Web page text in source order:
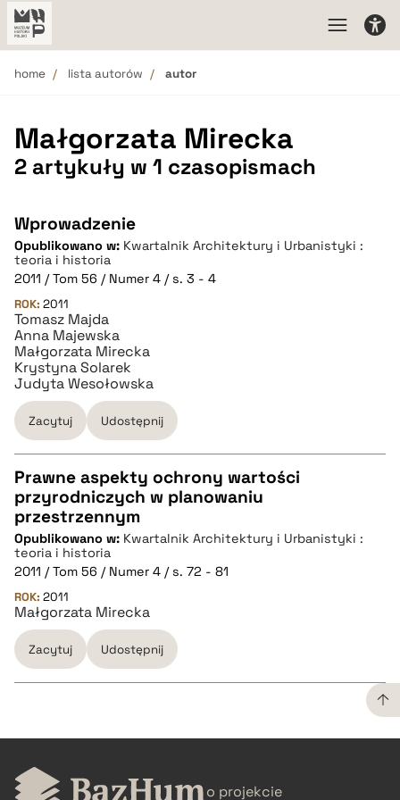
home lista autorów autor
Małgorzata Mirecka
2 artykuły w 1 czasopismach
Wprowadzenie
Opublikowano w: Kwartalnik Architektury i Urbanistyki :
teoria i historia
2011 / Tom 56 / Numer 4 / s. 3 - 4
ROK: 2011
Tomasz Majda
Anna Majewska
Małgorzata Mirecka
Krystyna Solarek
Judyta Wesołowska
Zacytuj Udostępnij
CZYSTY TEKST
pobierz cytat
BIBTEX
pobierz cytat
Prawne aspekty ochrony wartości
przyrodniczych w planowaniu
przestrzennym
Opublikowano w: Kwartalnik Architektury i Urbanistyki :
teoria i historia
2011 / Tom 56 / Numer 4 / s. 72 - 81
ROK: 2011
Małgorzata Mirecka
Zacytuj Udostępnij
CZYSTY TEKST
pobierz cytat o projekcie